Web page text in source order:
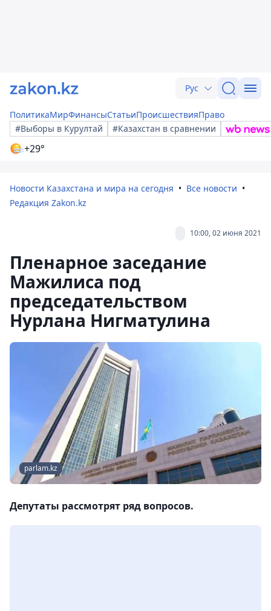
Рус
ПолитикаМирФинансыСтатьиПроисшествияПраво
#Выборы в Курултай
#Казахстан в сравнении
+29°
Новости Казахстана и мира на сегодня
Все новости
Редакция Zakon.kz
10:00, 02 июня 2021
Пленарное заседание
Мажилиса под
председательством
Нурлана Нигматулина
parlam.kz
Депутаты рассмотрят ряд вопросов.